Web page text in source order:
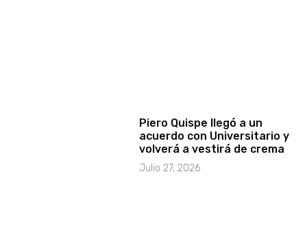
Piero Quispe llegó a un
acuerdo con Universitario y
volverá a vestirá de crema
Julio 27, 2026